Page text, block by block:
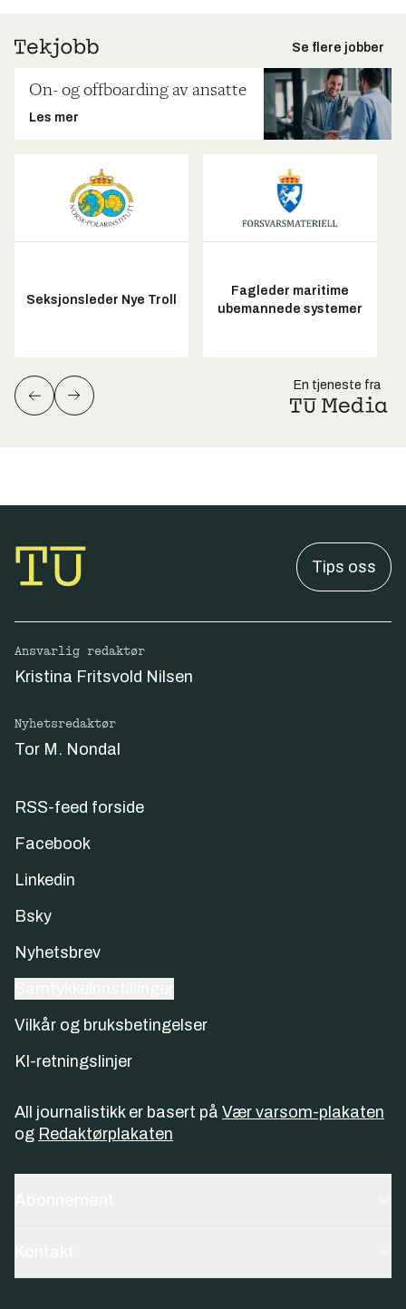
Se flere jobber
On- og offboarding av ansatte
Les mer
Seksjonsleder Nye Troll
Fagleder maritime
ubemannede systemer
En tjeneste fra
Tips oss
Ansvarlig redaktør
Kristina Fritsvold Nilsen
Nyhetsredaktør
Tor M. Nondal
RSS-feed forside
Facebook
Linkedin
Bsky
Nyhetsbrev
Vilkår og bruksbetingelser
KI-retningslinjer
All journalistikk er basert på Vær varsom-plakaten
og Redaktørplakaten